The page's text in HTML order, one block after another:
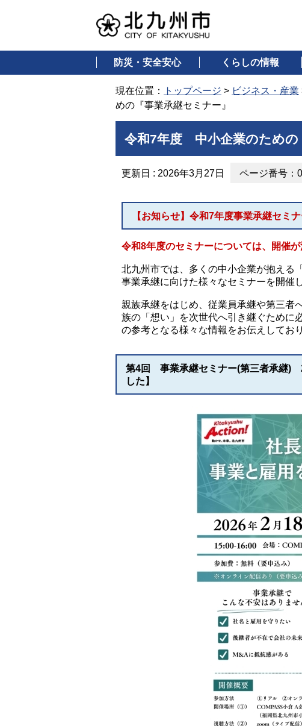
防災・安全安心 くらしの情報
現在位置： トップページ > ビジネス・産業
めの『事業承継セミナー』
令和7年度 中小企業のための
更新日 : 2026年3月27日 ページ番号：
【お知らせ】令和7年度事業承継セミ
令和8年度のセミナーについては、開催
北九州市では、多くの中小企業が抱える
事業承継に向けた様々なセミナーを開催
親族承継をはじめ、従業員承継や第三者
族の「想い」を次世代へ引き継ぐために
の参考となる様々な情報をお伝えしてお
第4回 事業承継セミナー(第三者承継)
した】